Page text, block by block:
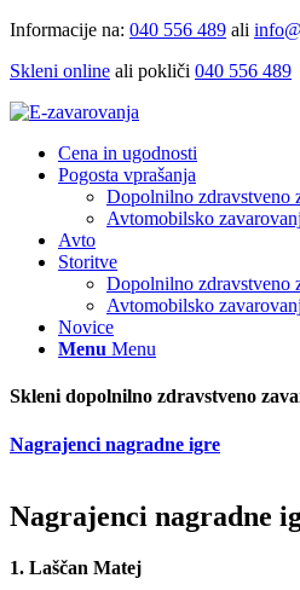
Informacije na: 040 556 489 ali
Skleni online ali pokliči 040 556 489
Cena in ugodnosti
Pogosta vprašanja
Dopolnilno zdravstveno
Avtomobilsko
Avto
Storitve
Dopolnilno zdravstveno
Avtomobilsko
Novice
Menu Menu
Skleni dopolnilno zdravstveno
Nagrajenci nagradne igre
Nagrajenci nagradne
1. Laščan Matej